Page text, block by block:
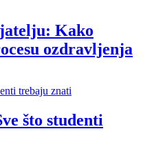
Kako
ozdravljenja
što studenti